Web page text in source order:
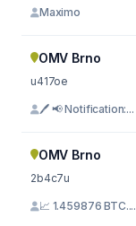
Maximo
OMV Brno
u417oe
🖊 📢 Notification:...
OMV Brno
2b4c7u
📈 1.459876 BTC....